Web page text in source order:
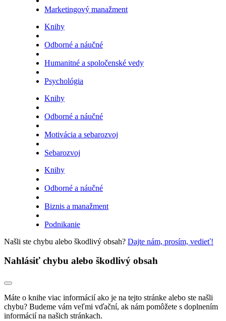
Marketingový manažment
Knihy
Odborné a náučné
Humanitné a spoločenské vedy
Psychológia
Knihy
Odborné a náučné
Motivácia a sebarozvoj
Sebarozvoj
Knihy
Odborné a náučné
Biznis a manažment
Podnikanie
Našli ste chybu alebo škodlivý obsah? Dajte nám, prosím, vedieť!
Nahlásiť chybu alebo škodlivý obsah
Máte o knihe viac informácií ako je na tejto stránke alebo ste našli
chybu? Budeme vám veľmi vďační, ak nám pomôžete s doplnením
informácií na našich stránkach.